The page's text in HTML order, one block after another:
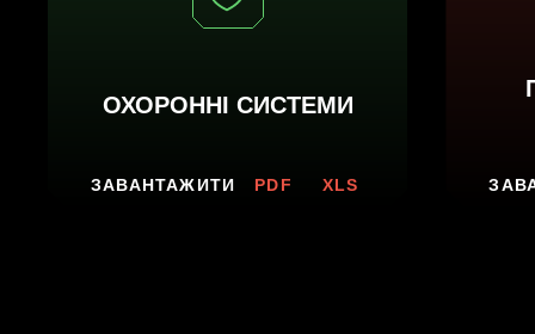
буд.
ОХОРОННІ СИСТЕМИ
ЗАВАНТАЖИТИ PDF XLS